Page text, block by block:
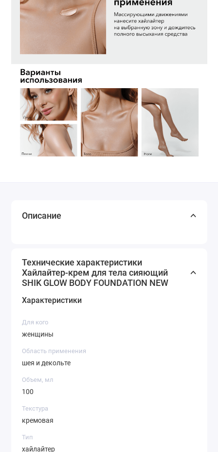
Описание
Технические характеристики
Хайлайтер-крем для тела сияющий
SHIK GLOW BODY FOUNDATION NEW
Характеристики
Для кого
женщины
Область применения
шея и декольте
Объем, мл
100
Текстура
кремовая
Тип
хайлайтер